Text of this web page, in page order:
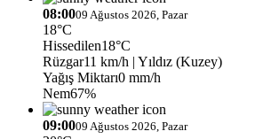
08:0009 Ağustos 2026, Pazar
18°C
Hissedilen18°C
Rüzgar11 km/h | Yıldız (Kuzey)
Yağış Miktarı0 mm/h
Nem67%
09:0009 Ağustos 2026, Pazar